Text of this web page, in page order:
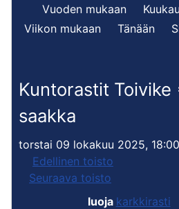
Vuoden mukaan
Viikon mukaan
Tänään
Kuntorastit Toivike
saakka
torstai 09 lokakuu 2025,
Edellinen toisto
Seuraava toisto
luoja karkkirasti